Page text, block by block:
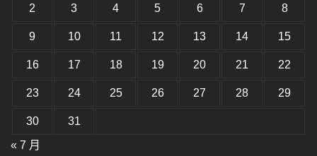
2 3 4 5 6 7 8
9 10 11 12 13 14 15
16 17 18 19 20 21 22
23 24 25 26 27 28 29
30
31
« 7 月